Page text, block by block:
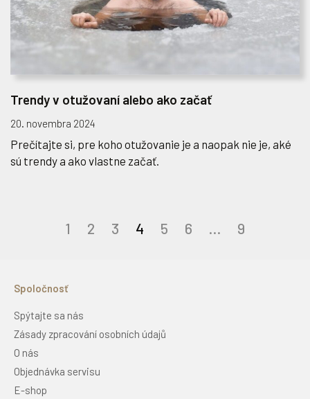
Trendy v otužovaní alebo ako začať
20. novembra 2024
Prečítajte si, pre koho otužovanie je a naopak nie je, aké
sú trendy a ako vlastne začať.
1 2 3 4 5 6 … 9
Spoločnosť
Spýtajte sa nás
Zásady zpracování osobních údajů
O nás
Objednávka servisu
E-shop